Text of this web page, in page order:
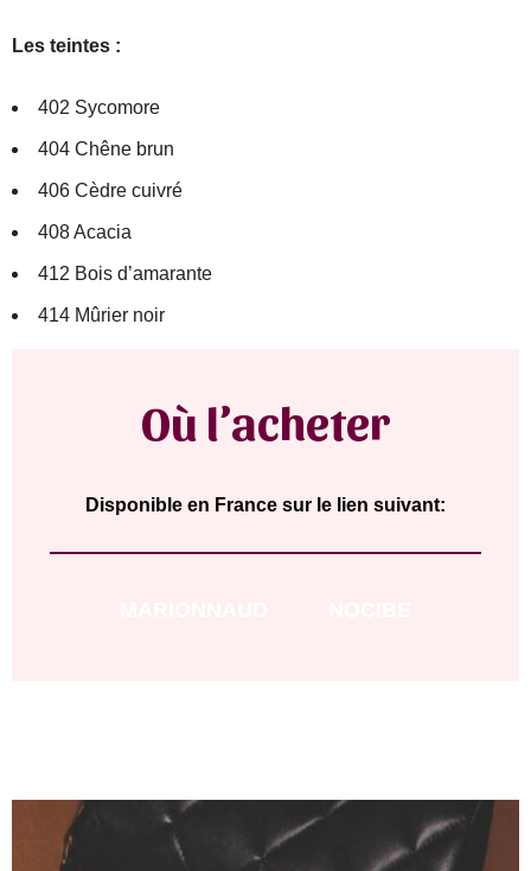
Les teintes :
402 Sycomore
404 Chêne brun
406 Cèdre cuivré
408 Acacia
412 Bois d’amarante
414 Mûrier noir
Où l’acheter
Disponible en France sur le lien suivant: